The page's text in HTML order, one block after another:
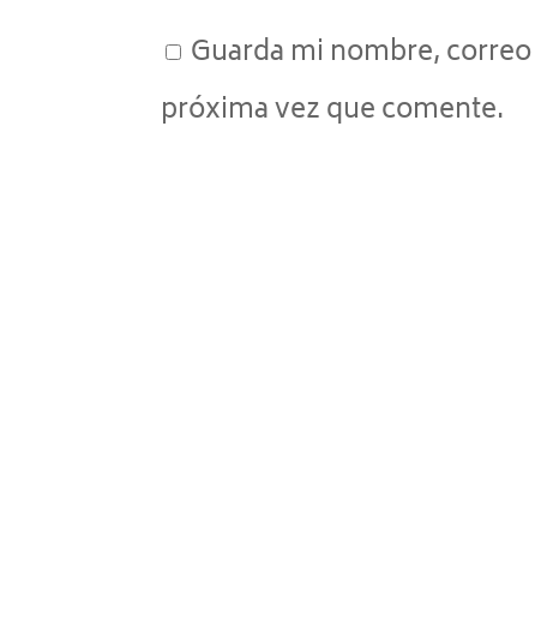
Guarda mi nombre,
próxima vez que comente.